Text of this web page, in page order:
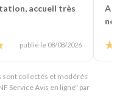
accueil très
publié le 08/08/2026
sont collectés et modérés
Service Avis en ligne" par